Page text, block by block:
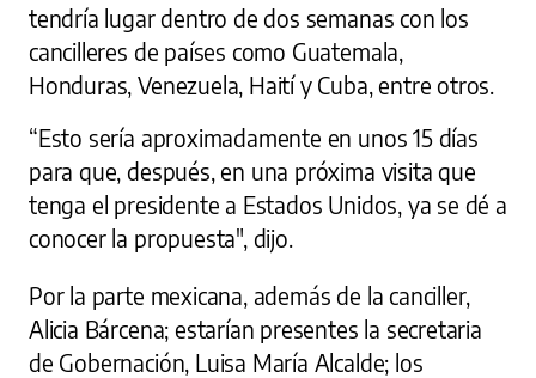
tendría lugar dentro de dos semanas con los
cancilleres de países como Guatemala,
Honduras, Venezuela, Haití y Cuba, entre otros.
“Esto sería aproximadamente en unos 15 días
para que, después, en una próxima visita que
tenga el presidente a Estados Unidos, ya se dé a
conocer la propuesta", dijo.
Por la parte mexicana, además de la canciller,
Alicia Bárcena; estarían presentes la secretaria
de Gobernación, Luisa María Alcalde; los